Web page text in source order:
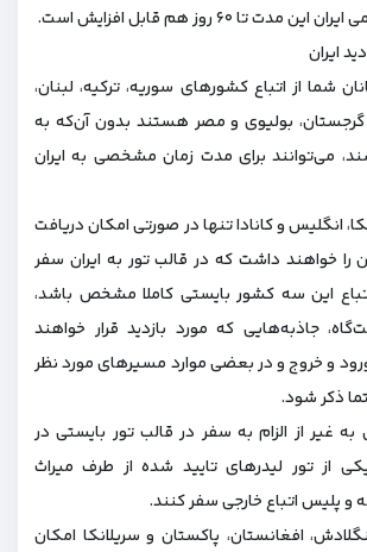
تا ۶۰ روز هم قابل افزایش است.
ایران
شما از اتباع کشورهای سوریه، ترکیه، لبنان،
گرجستان، بولیوی و مصر هستند بدون ‌آن‌که به
می‌توانند برای مدت زمان مشخصی به ایران
انگلیس و کانادا تنها در صورتی امکان دریافت
را خواهند داشت که در قالب تور به ایران سفر
این سه کشور بایستی کاملا مشخص باشد،
جاذبه‌هایی که مورد بازدید قرار خواهند
و خروج و در بعضی موارد مسیرهای مورد نظر
ذکر شود.
به غیر از الزام به سفر در قالب تور بایستی در
از تور لیدرهای تایید شده از طرف میراث
و پلیس اتباع خارجی سفر کنند.
افغانستان، پاکستان و سریلانکا امکان